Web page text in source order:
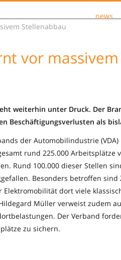
news
Stellenabbau
vor
weiterhin unter Druck. Der
Beschäftigungsverlusten als
der Automobilindustrie
rund 225.000 Arbeitsplätze
Rund 100.000 dieser Stellen
Besonders betroffen
dort viele
Müller verweist zudem
Der Verband
zu sichern.